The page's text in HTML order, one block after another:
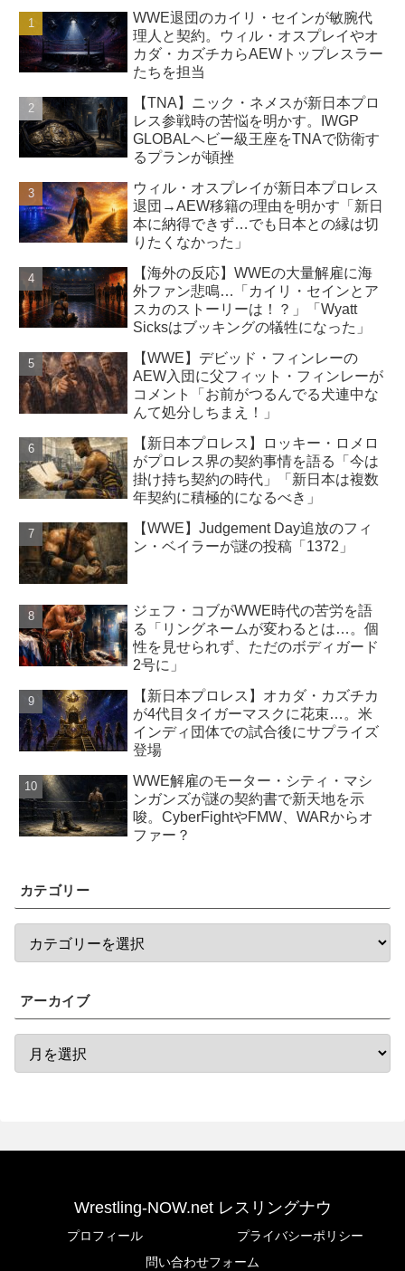
WWE退団のカイリ・セインが敏腕代
理人と契約。ウィル・オスプレイやオ
カダ・カズチカらAEWトップレスラー
たちを担当
【TNA】ニック・ネメスが新日本プロ
レス参戦時の苦悩を明かす。IWGP
GLOBALヘビー級王座をTNAで防衛す
るプランが頓挫
ウィル・オスプレイが新日本プロレス
退団→AEW移籍の理由を明かす「新日
本に納得できず…でも日本との縁は切
りたくなかった」
【海外の反応】WWEの大量解雇に海
外ファン悲鳴…「カイリ・セインとア
スカのストーリーは！？」「Wyatt
Sicksはブッキングの犠牲になった」
【WWE】デビッド・フィンレーの
AEW入団に父フィット・フィンレーが
コメント「お前がつるんでる犬連中な
んて処分しちまえ！」
【新日本プロレス】ロッキー・ロメロ
がプロレス界の契約事情を語る「今は
掛け持ち契約の時代」「新日本は複数
年契約に積極的になるべき」
【WWE】Judgement Day追放のフィ
ン・ベイラーが謎の投稿「1372」
ジェフ・コブがWWE時代の苦労を語
る「リングネームが変わるとは…。個
性を見せられず、ただのボディガード
2号に」
【新日本プロレス】オカダ・カズチカ
が4代目タイガーマスクに花束…。米
インディ団体での試合後にサプライズ
登場
WWE解雇のモーター・シティ・マシ
ンガンズが謎の契約書で新天地を示
唆。CyberFightやFMW、WARからオ
ファー？
カテゴリー
アーカイブ
Wrestling-NOW.net レスリングナウ
プロフィール
プライバシーポリシー
問い合わせフォーム